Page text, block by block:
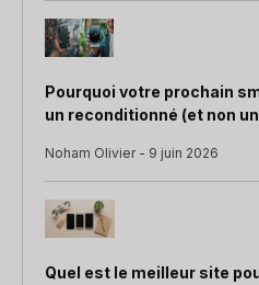
Pourquoi votre prochain
un reconditionné (et non
Noham Olivier - 9 juin 2026
Quel est le meilleur site